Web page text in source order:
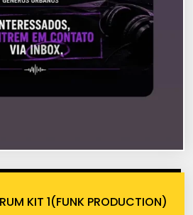
KIT 1(FUNK PRODUCTION)